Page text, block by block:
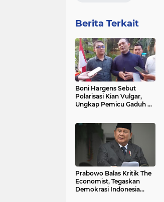
Berita Terkait
Boni Hargens Sebut
Polarisasi Kian Vulgar,
Ungkap Pemicu Gaduh di
Prabowo Balas Kritik The
Economist, Tegaskan
Demokrasi Indonesia